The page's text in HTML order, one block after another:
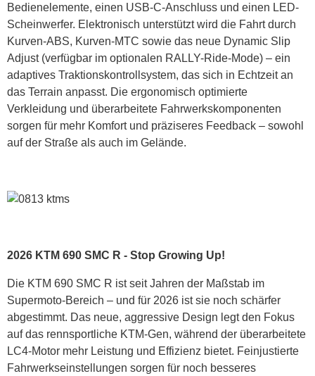
Bedienelemente, einen USB-C-Anschluss und einen LED-
Scheinwerfer. Elektronisch unterstützt wird die Fahrt durch
Kurven-ABS, Kurven-MTC sowie das neue Dynamic Slip
Adjust (verfügbar im optionalen RALLY-Ride-Mode) – ein
adaptives Traktionskontrollsystem, das sich in Echtzeit an
das Terrain anpasst. Die ergonomisch optimierte
Verkleidung und überarbeitete Fahrwerkskomponenten
sorgen für mehr Komfort und präziseres Feedback – sowohl
auf der Straße als auch im Gelände.
2026 KTM 690 SMC R - Stop Growing Up!
Die KTM 690 SMC R ist seit Jahren der Maßstab im
Supermoto-Bereich – und für 2026 ist sie noch schärfer
abgestimmt. Das neue, aggressive Design legt den Fokus
auf das rennsportliche KTM-Gen, während der überarbeitete
LC4-Motor mehr Leistung und Effizienz bietet. Feinjustierte
Fahrwerkseinstellungen sorgen für noch besseres